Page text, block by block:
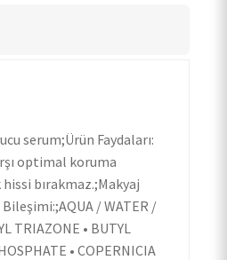
serum;Ürün Faydaları:
optimal koruma
bırakmaz.;Makyaj
/ WATER /
TRIAZONE • BUTYL
• COPERNICIA